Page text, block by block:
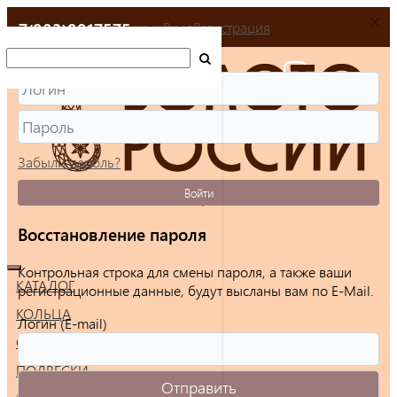
+7(903)9917575
КАТАЛОГ
КОЛЬЦА
СЕРЬГИ
ПОДВЕСКИ
ВходРегистрация
Забыли пароль?
Войти
Восстановление пароля
Контрольная строка для смены пароля, а также ваши
регистрационные данные, будут высланы вам по E-Mail.
Логин (E-mail)